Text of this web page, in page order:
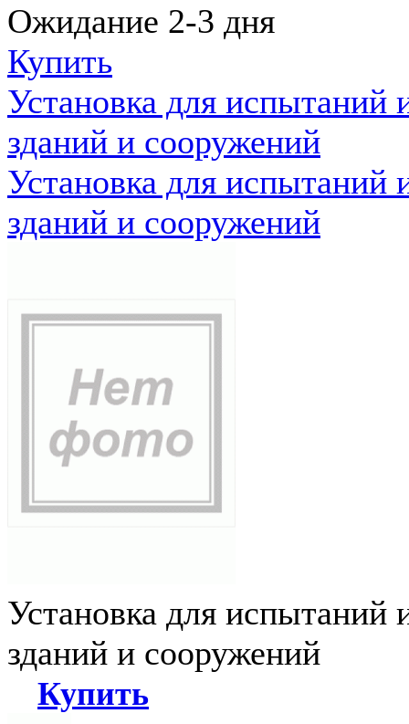
Ожидание 2-3 дня
Купить
Установка для испытаний
зданий и сооружений
Установка для испытаний
зданий и сооружений
Установка для испытаний
зданий и сооружений
Купить